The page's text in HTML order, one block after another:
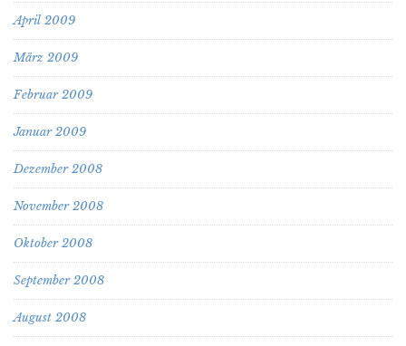
April 2009
März 2009
Februar 2009
Januar 2009
Dezember 2008
November 2008
Oktober 2008
September 2008
August 2008